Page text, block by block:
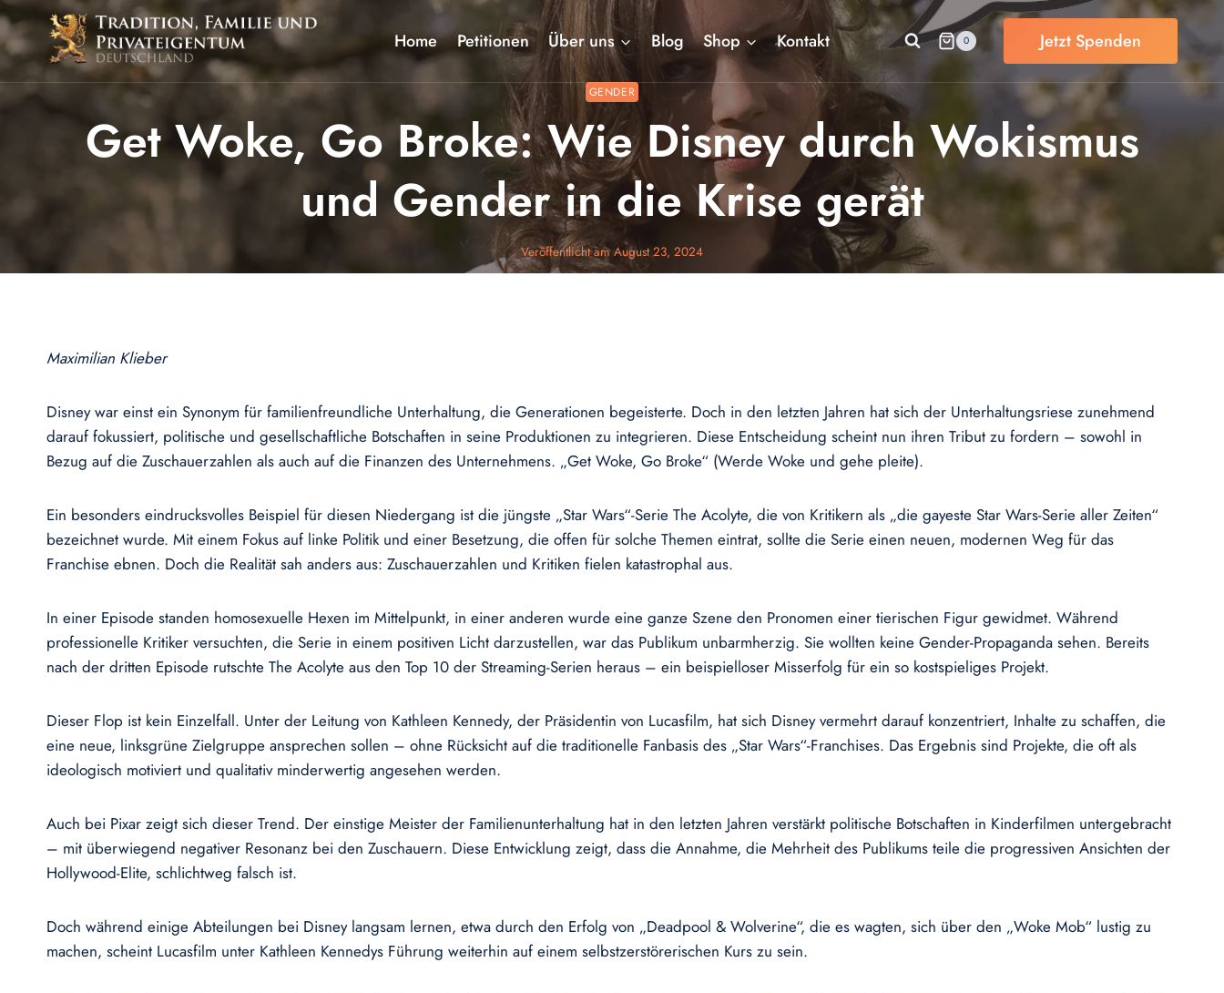
Zum
Inhalt
springen
Home Petitionen Über uns Blog Shop Kontakt 0 Jetzt Spenden
GENDER
Get Woke, Go Broke: Wie Disney durch Wokismus
und Gender in die Krise gerät
Veröffentlicht amAugust 23, 2024
Maximilian Klieber
Disney war einst ein Synonym für familienfreundliche Unterhaltung, die Generationen begeisterte. Doch in den letzten Jahren hat sich der Unterhaltungsriese zunehmend
darauf fokussiert, politische und gesellschaftliche Botschaften in seine Produktionen zu integrieren. Diese Entscheidung scheint nun ihren Tribut zu fordern – sowohl in
Bezug auf die Zuschauerzahlen als auch auf die Finanzen des Unternehmens. „Get Woke, Go Broke“ (Werde Woke und gehe pleite).
Ein besonders eindrucksvolles Beispiel für diesen Niedergang ist die jüngste „Star Wars“-Serie The Acolyte, die von Kritikern als „die gayeste Star Wars-Serie aller Zeiten“
bezeichnet wurde. Mit einem Fokus auf linke Politik und einer Besetzung, die offen für solche Themen eintrat, sollte die Serie einen neuen, modernen Weg für das
Franchise ebnen. Doch die Realität sah anders aus: Zuschauerzahlen und Kritiken fielen katastrophal aus.
In einer Episode standen homosexuelle Hexen im Mittelpunkt, in einer anderen wurde eine ganze Szene den Pronomen einer tierischen Figur gewidmet. Während
professionelle Kritiker versuchten, die Serie in einem positiven Licht darzustellen, war das Publikum unbarmherzig. Sie wollten keine Gender-Propaganda sehen. Bereits
nach der dritten Episode rutschte The Acolyte aus den Top 10 der Streaming-Serien heraus – ein beispielloser Misserfolg für ein so kostspieliges Projekt.
Dieser Flop ist kein Einzelfall. Unter der Leitung von Kathleen Kennedy, der Präsidentin von Lucasfilm, hat sich Disney vermehrt darauf konzentriert, Inhalte zu schaffen, die
eine neue, linksgrüne Zielgruppe ansprechen sollen – ohne Rücksicht auf die traditionelle Fanbasis des „Star Wars“-Franchises. Das Ergebnis sind Projekte, die oft als
ideologisch motiviert und qualitativ minderwertig angesehen werden.
Auch bei Pixar zeigt sich dieser Trend. Der einstige Meister der Familienunterhaltung hat in den letzten Jahren verstärkt politische Botschaften in Kinderfilmen untergebracht
– mit überwiegend negativer Resonanz bei den Zuschauern. Diese Entwicklung zeigt, dass die Annahme, die Mehrheit des Publikums teile die progressiven Ansichten der
Hollywood-Elite, schlichtweg falsch ist.
Doch während einige Abteilungen bei Disney langsam lernen, etwa durch den Erfolg von „Deadpool & Wolverine“, die es wagten, sich über den „Woke Mob“ lustig zu
machen, scheint Lucasfilm unter Kathleen Kennedys Führung weiterhin auf einem selbstzerstörerischen Kurs zu sein.